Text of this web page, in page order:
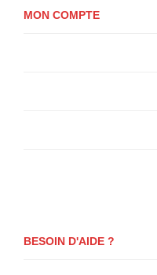
MON COMPTE
BESOIN D'AIDE ?